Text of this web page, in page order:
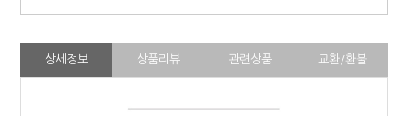
상세정보 상품리뷰 관련상품 교환/환불